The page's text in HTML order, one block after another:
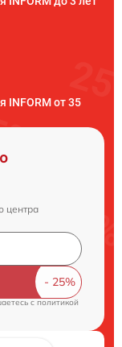
INFORM от 35
центра
cполитикой